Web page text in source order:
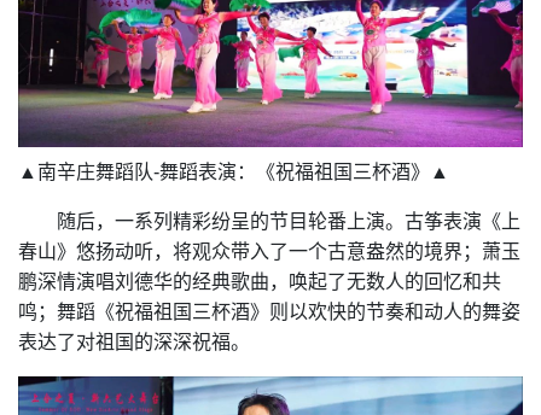
▲南辛庄舞蹈队-舞蹈表演：《祝福祖国三杯酒》▲
随后，一系列精彩纷呈的节目轮番上演。古筝表演《上
春山》悠扬动听，将观众带入了一个古意盎然的境界；萧玉
鹏深情演唱刘德华的经典歌曲，唤起了无数人的回忆和共
鸣；舞蹈《祝福祖国三杯酒》则以欢快的节奏和动人的舞姿
表达了对祖国的深深祝福。